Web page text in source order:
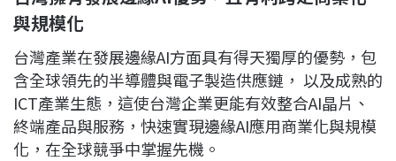
與規模化
台灣產業在發展邊緣AI方面具有得天獨厚的優勢，包
含全球領先的半導體與電子製造供應鏈， 以及成熟的
ICT產業生態，這使台灣企業更能有效整合AI晶片、
終端產品與服務，快速實現邊緣AI應用商業化與規模
化，在全球競爭中掌握先機。